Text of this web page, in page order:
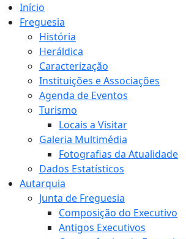
Início
Freguesia
História
Heráldica
Caracterização
Instituições e Associações
Agenda de Eventos
Turismo
Locais a Visitar
Galeria Multimédia
Fotografias da Atualidade
Dados Estatísticos
Autarquia
Junta de Freguesia
Composição do Executivo
Antigos Executivos